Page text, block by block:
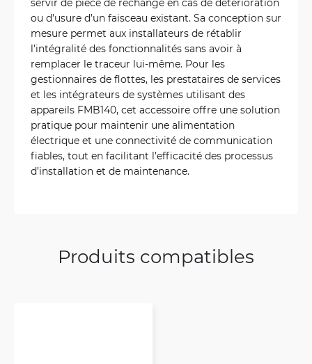
ou d’usure d’un faisceau existant. Sa conception sur
mesure permet aux installateurs de rétablir
l’intégralité des fonctionnalités sans avoir à
remplacer le traceur lui-même. Pour les
gestionnaires de flottes, les prestataires de services
et les intégrateurs de systèmes utilisant des
appareils FMB140, cet accessoire offre une solution
pratique pour maintenir une alimentation
électrique et une connectivité de communication
fiables, tout en facilitant l’efficacité des processus
d’installation et de maintenance.
Produits compatibles